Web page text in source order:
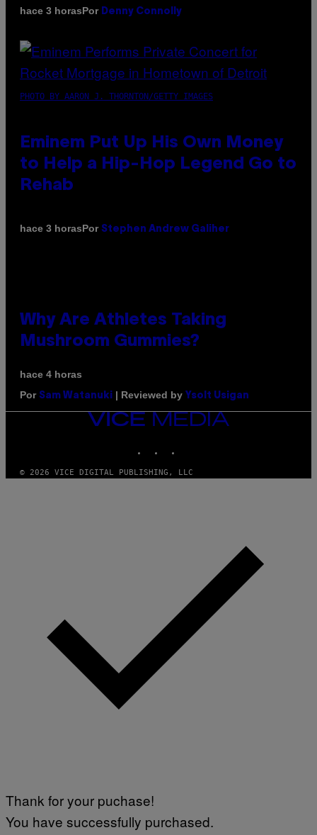
hace 3 horasPor Denny Connolly
PHOTO BY AARON J. THORNTON/GETTY IMAGES
Eminem Put Up His Own Money
to Help a Hip-Hop Legend Go to
Rehab
hace 3 horasPor Stephen Andrew Galiher
Why Are Athletes Taking
Mushroom Gummies?
hace 4 horas
Por Sam Watanuki | Reviewed by Ysolt Usigan
VICE
MEDIA
© 2026 VICE DIGITAL PUBLISHING, LLC
Thank for your puchase!
You have successfully purchased.